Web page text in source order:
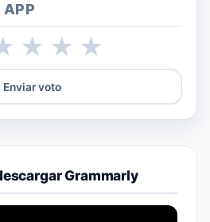
Grammarly
★
★
★
Enviar voto